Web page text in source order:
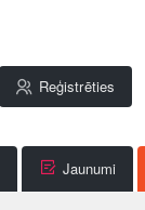
Reģistrēties
Jaunumi